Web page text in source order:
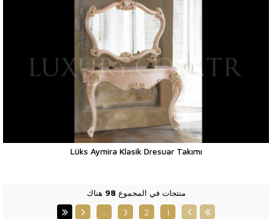
Lüks Aymira Klasik Dresuar Takımı
منتجات في المجموع 98 هناك
1
2
3